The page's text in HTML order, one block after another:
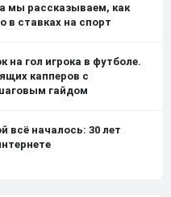
мы рассказываем, как
в ставках на спорт
на гол игрока в футболе.
капперов с
гайдом
всё началось: 30 лет